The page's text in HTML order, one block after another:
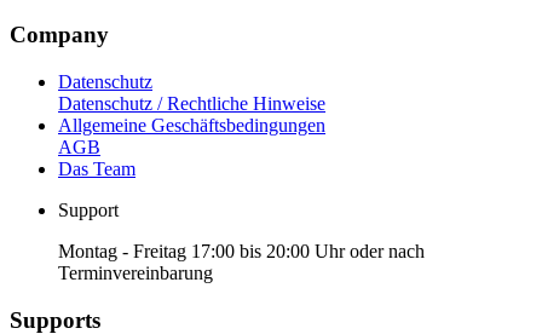
Company
Datenschutz
Datenschutz / Rechtliche Hinweise
Allgemeine Geschäftsbedingungen
AGB
Das Team
Support
Montag - Freitag 17:00 bis 20:00 Uhr oder nach
Terminvereinbarung
Supports